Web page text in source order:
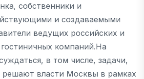
собственники и
и создаваемыми
ведущих российских и
компаний.На
в том числе, задачи,
решают власти Москвы в рамках